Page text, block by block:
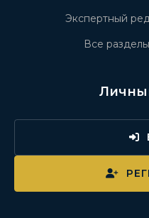
Экспертный
Все